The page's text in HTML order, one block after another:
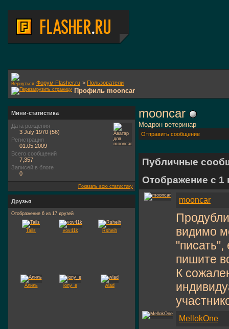
Форум Flasher.ru > Пользователи
Профиль mooncar
mooncar
Модрон-ветеринар
Отправить сообщение
Публичные
Отображение с 1
mooncar
видимо
пишите
К
MellokOne
Мини-статистика
Дата рождения
3 July 1970 (56)
Регистрация
01.05.2009
Всего сообщений
7,357
Записей в блоге
0
Показать всю статистику
Друзья
Отображение 6 из 17 друзей
Tails vov41k Rsheih
Алиль jony_e wlad